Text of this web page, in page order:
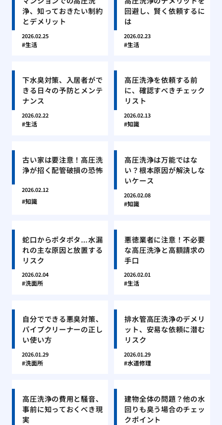
浄、知っておきたい制約
とデメリット
2026.02.25
生活
回避し、賢く依頼するに
は
2026.02.23
生活
下水臭対策、入居者がで
きる日々の予防とメンテ
ナンス
2026.02.22
生活
高圧洗浄を依頼する前
に、確認すべきチェック
リスト
2026.02.13
知識
古い家は要注意！高圧洗
浄が招く配管破損の恐怖
2026.02.12
知識
高圧洗浄は万能ではな
い？根本原因が解決しな
いケース
2026.02.08
知識
蛇口からポタポタ…水漏
れの主な原因と放置する
リスク
2026.02.04
洗面所
悪徳業者に注意！不必要
な高圧洗浄と高額請求の
手口
2026.02.01
生活
自分でできる悪臭対策、
パイプクリーナーの正し
い使い方
2026.01.29
洗面所
排水管高圧洗浄のデメリ
ット、安易な依頼に潜む
リスク
2026.01.29
水道修理
高圧洗浄の費用と騒音、
事前に知っておくべき現
実
建物全体の問題？他の水
回りも臭う場合のチェッ
クポイント